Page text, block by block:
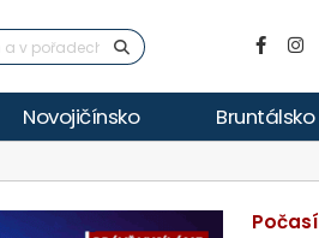
Novojičínsko Bruntálsko